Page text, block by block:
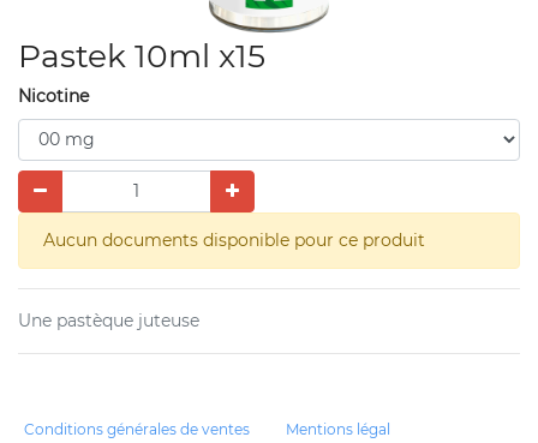
Pastek 10ml x15
Nicotine
Aucun documents disponible pour ce produit
Une pastèque juteuse
Conditions générales de ventes Mentions légal